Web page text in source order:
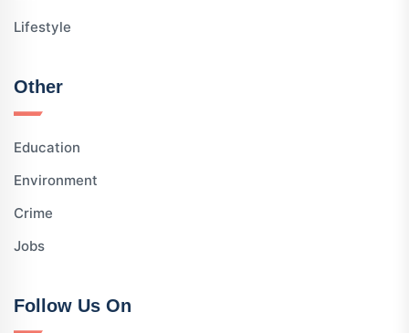
Lifestyle
Other
Education
Environment
Crime
Jobs
Follow Us On